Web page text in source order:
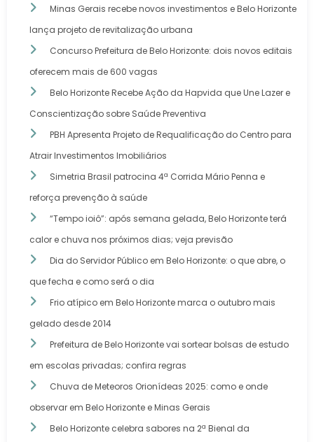
Minas Gerais recebe novos investimentos e Belo Horizonte
lança projeto de revitalização urbana
Concurso Prefeitura de Belo Horizonte: dois novos editais
oferecem mais de 600 vagas
Belo Horizonte Recebe Ação da Hapvida que Une Lazer e
Conscientização sobre Saúde Preventiva
PBH Apresenta Projeto de Requalificação do Centro para
Atrair Investimentos Imobiliários
Simetria Brasil patrocina 4ª Corrida Mário Penna e
reforça prevenção à saúde
“Tempo ioiô”: após semana gelada, Belo Horizonte terá
calor e chuva nos próximos dias; veja previsão
Dia do Servidor Público em Belo Horizonte: o que abre, o
que fecha e como será o dia
Frio atípico em Belo Horizonte marca o outubro mais
gelado desde 2014
Prefeitura de Belo Horizonte vai sortear bolsas de estudo
em escolas privadas; confira regras
Chuva de Meteoros Orionídeas 2025: como e onde
observar em Belo Horizonte e Minas Gerais
Belo Horizonte celebra sabores na 2ª Bienal da